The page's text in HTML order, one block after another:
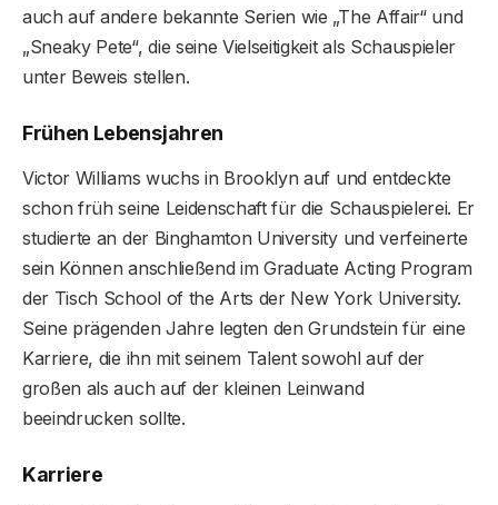
auch auf andere bekannte Serien wie „The Affair“ und
„Sneaky Pete“, die seine Vielseitigkeit als Schauspieler
unter Beweis stellen.
Frühen Lebensjahren
Victor Williams wuchs in Brooklyn auf und entdeckte
schon früh seine Leidenschaft für die Schauspielerei. Er
studierte an der Binghamton University und verfeinerte
sein Können anschließend im Graduate Acting Program
der Tisch School of the Arts der New York University.
Seine prägenden Jahre legten den Grundstein für eine
Karriere, die ihn mit seinem Talent sowohl auf der
großen als auch auf der kleinen Leinwand
beeindrucken sollte.
Karriere